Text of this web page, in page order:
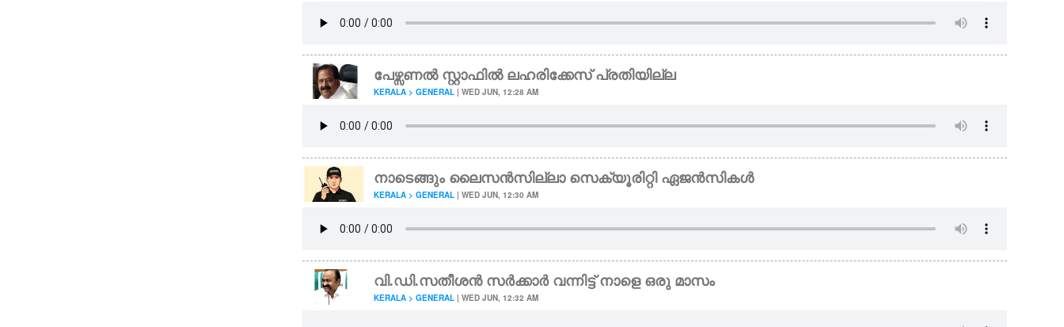
പേഴ്സണൽ സ്റ്റാഫിൽ ലഹരിക്കേസ് പ്രതിയില്ല
KERALA > GENERAL| WED JUN, 12:28 AM
നാടെങ്ങും ലൈസൻസില്ലാ സെക്യൂരിറ്റി ഏജൻസികൾ
KERALA > GENERAL| WED JUN, 12:30 AM
വി.ഡി.സതീശൻ സർക്കാർ വന്നിട്ട് നാളെ ഒരു മാസം
KERALA > GENERAL| WED JUN, 12:32 AM